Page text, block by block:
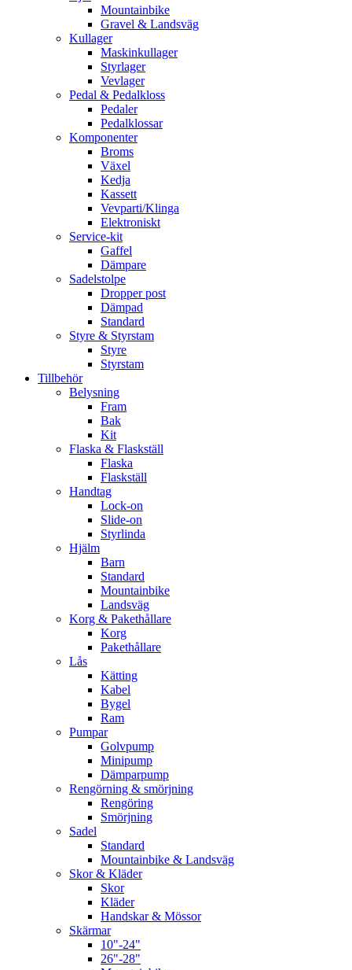
Mountainbike
Gravel & Landsväg
Kullager
Maskinkullager
Styrlager
Vevlager
Pedal & Pedalkloss
Pedaler
Pedalklossar
Komponenter
Broms
Växel
Kedja
Kassett
Vevparti/Klinga
Elektroniskt
Service-kit
Gaffel
Dämpare
Sadelstolpe
Dropper post
Dämpad
Standard
Styre & Styrstam
Styre
Styrstam
Tillbehör
Belysning
Fram
Bak
Kit
Flaska & Flaskställ
Flaska
Flaskställ
Handtag
Lock-on
Slide-on
Styrlinda
Hjälm
Barn
Standard
Mountainbike
Landsväg
Korg & Pakethållare
Korg
Pakethållare
Lås
Kätting
Kabel
Bygel
Ram
Pumpar
Golvpump
Minipump
Dämparpump
Rengörning & smörjning
Rengöring
Smörjning
Sadel
Standard
Mountainbike & Landsväg
Skor & Kläder
Skor
Kläder
Handskar & Mössor
Skärmar
10"-24"
26"-28"